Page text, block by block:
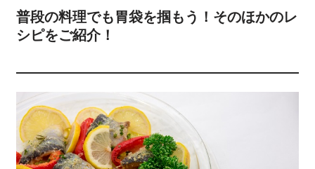
普段の料理でも胃袋を掴もう！そのほかのレ
シピをご紹介！